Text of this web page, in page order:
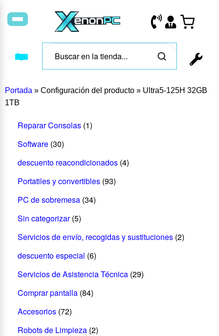
Portada » Configuración del producto » Ultra5-125H 32GB
1TB
Reparar Consolas (1)
Software (30)
descuento reacondicionados (4)
Portatiles y convertibles (93)
PC de sobremesa (34)
Sin categorizar (5)
Servicios de envío, recogidas y sustituciones (2)
descuento especial (6)
Servicios de Asistencia Técnica (29)
Comprar pantalla (84)
Accesorios (72)
Robots de Limpieza (2)